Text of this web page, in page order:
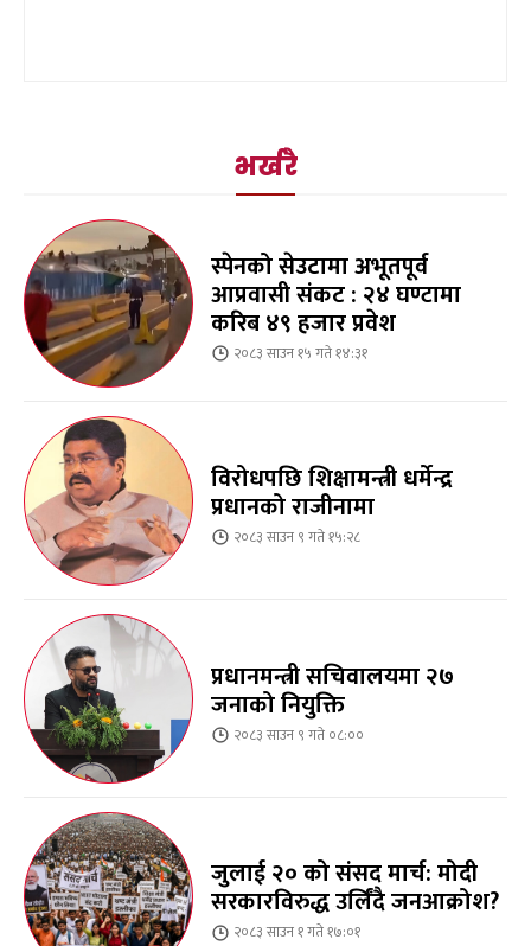
भर्खरै
स्पेनको सेउटामा अभूतपूर्व
आप्रवासी संकट : २४ घण्टामा
करिब ४९ हजार प्रवेश
२०८३ साउन १५ गते १४:३१
विरोधपछि शिक्षामन्त्री धर्मेन्द्र
प्रधानको राजीनामा
२०८३ साउन ९ गते १५:२८
प्रधानमन्त्री सचिवालयमा २७
जनाको नियुक्ति
२०८३ साउन ९ गते ०८:००
जुलाई २० को संसद मार्च: मोदी
सरकारविरुद्ध उर्लिंदै जनआक्रोश?
२०८३ साउन १ गते १७:०१